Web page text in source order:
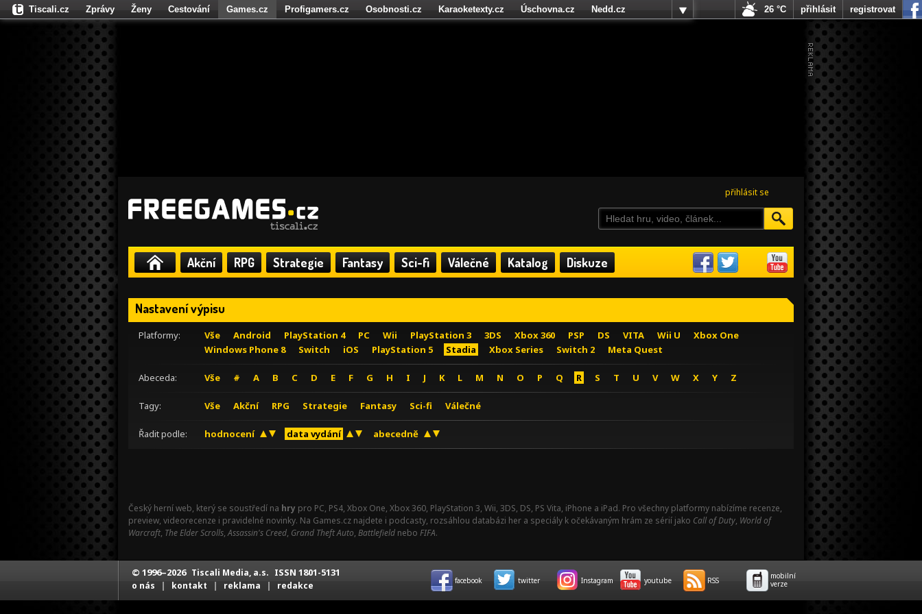
přihlásit se
Akční RPG Strategie Fantasy Sci-fi Válečné Katalog Diskuze
Nastavení výpisu
Platformy: Vše Android PlayStation 4 PC Wii PlayStation 3 3DS Xbox 360 PSP DS VITA Wii U
Xbox One
Windows Phone 8
Switch iOS PlayStation 5 Stadia Xbox Series Switch 2 Meta Quest
Abeceda: Vše # A B C D E F G H I J K L M N O P Q R S T U V W X Y Z
Tagy: Vše Akční RPG Strategie Fantasy Sci-fi Válečné
Řadit podle: hodnocení data vydání abecedně
Český herní web, který se soustředí na hry pro PC, PS4, Xbox One, Xbox 360, PlayStation 3, Wii, 3DS, DS, PS Vita, iPhone a iPad. Pro všechny platformy nabízíme recenze,
preview, videorecenze i pravidelné novinky. Na Games.cz najdete i podcasty, rozsáhlou databázi her a speciály k očekávaným hrám ze sérií jako Call of Duty, World of
Warcraft, The Elder Scrolls,Assassin's Creed, Grand Theft Auto, Battlefield nebo FIFA.
Tiscali.cz Zprávy Ženy Cestování Games.cz Profigamers.cz Osobnosti.cz Karaoketexty.cz Úschovna.cz
Nedd.cz
Fights.cz
26 °C přihlásit registrovat
© 1996–2026 Tiscali Media, a.s. ISSN 1801-5131
o nás | kontakt | reklama | redakce facebook twitter Instagram youtube RSS
mobilní
verze